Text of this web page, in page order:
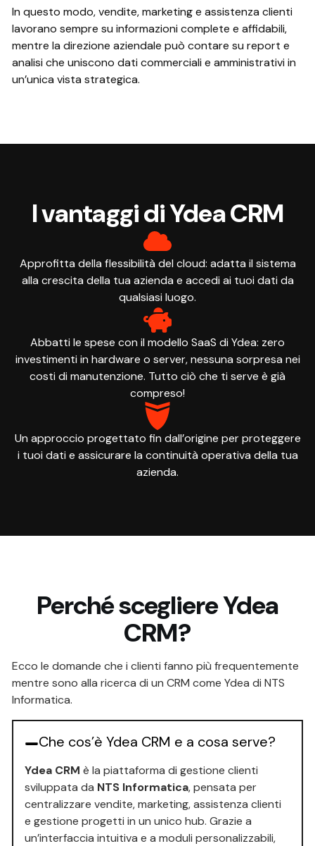
In questo modo, vendite, marketing e assistenza clienti
lavorano sempre su informazioni complete e affidabili,
mentre la direzione aziendale può contare su report e
analisi che uniscono dati commerciali e amministrativi in
un’unica vista strategica.
I vantaggi di Ydea CRM
Approfitta della flessibilità del cloud: adatta il sistema
alla crescita della tua azienda e accedi ai tuoi dati da
qualsiasi luogo.
Abbatti le spese con il modello SaaS di Ydea: zero
investimenti in hardware o server, nessuna sorpresa nei
costi di manutenzione. Tutto ciò che ti serve è già
compreso!
Un approccio progettato fin dall’origine per proteggere
i tuoi dati e assicurare la continuità operativa della tua
azienda.
Perché scegliere Ydea
CRM?
Ecco le domande che i clienti fanno più frequentemente
mentre sono alla ricerca di un CRM come Ydea di NTS
Informatica.
Che cos’è Ydea CRM e a cosa serve?
Ydea CRM è la piattaforma di gestione clienti
sviluppata da NTS Informatica, pensata per
centralizzare vendite, marketing, assistenza clienti
e gestione progetti in un unico hub. Grazie a
un’interfaccia intuitiva e a moduli personalizzabili,